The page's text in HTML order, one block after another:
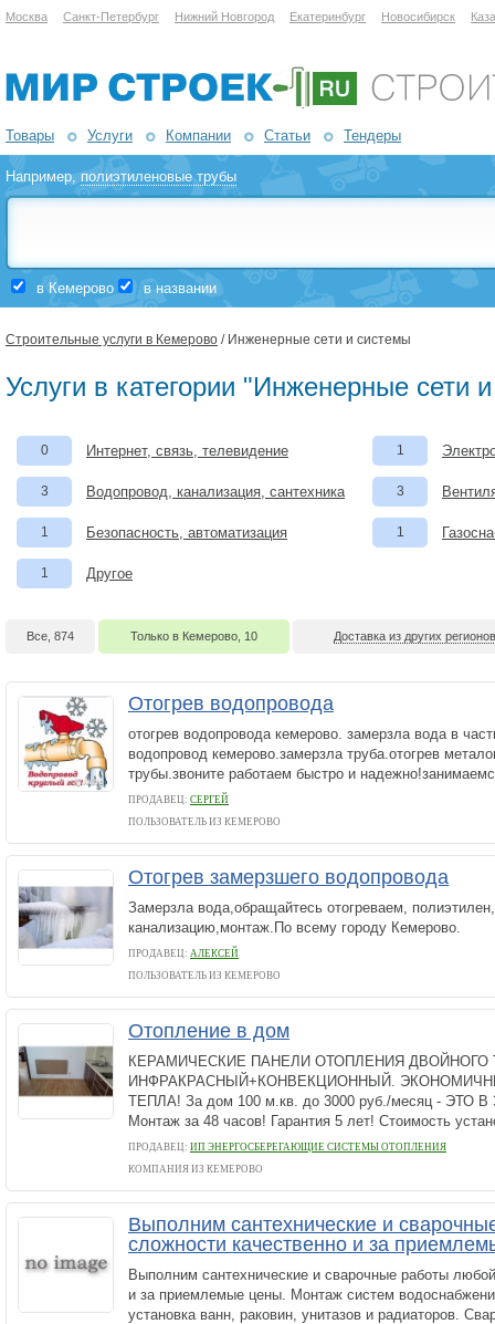
Москва Санкт-Петербург Нижний Новгород Екатеринбург Новосибирск
Товары Услуги Компании Статьи Тендеры
Например,полиэтиленовые трубы
в Кемерово в названии
Строительные услуги в Кемерово / Инженерные сети и системы
Услуги в категории "Инженерные сети
0 Интернет, связь, телевидение 1
3 Водопровод, канализация, сантехника 3
1 Безопасность, автоматизация 1
1 Другое
Все, 874 Только в Кемерово, 10 Доставка из других
Отогрев водопровода
отогрев водопровода кемерово. замерзла вода в
водопровод кемерово.замерзла труба.отогрев
трубы.звоните работаем быстро и
ПРОДАВЕЦ: СЕРГЕЙ
ПОЛЬЗОВАТЕЛЬ ИЗ КЕМЕРОВО
Отогрев замерзшего водопровода
Замерзла вода,обращайтесь отогреваем,
канализацию,монтаж.По всему городу Кемерово.
ПРОДАВЕЦ: АЛЕКСЕЙ
ПОЛЬЗОВАТЕЛЬ ИЗ КЕМЕРОВО
Отопление в дом
КЕРАМИЧЕСКИЕ ПАНЕЛИ ОТОПЛЕНИЯ ДВОЙНОГО
ИНФРАКРАСНЫЙ+КОНВЕКЦИОННЫЙ.
ТЕПЛА! За дом 100 м.кв. до 3000 руб./месяц - ЭТО
Монтаж за 48 часов! Гарантия 5 лет! Стоимость
ПРОДАВЕЦ: ИП ЭНЕРГОСБЕРЕГАЮЩИЕ СИСТЕМЫ ОТОПЛЕНИЯ
КОМПАНИЯ ИЗ КЕМЕРОВО
Выполним сантехнические и
сложности качественно и за
Выполним сантехнические и сварочные работы
и за приемлемые цены. Монтаж систем
установка ванн, раковин, унитазов и радиаторов.